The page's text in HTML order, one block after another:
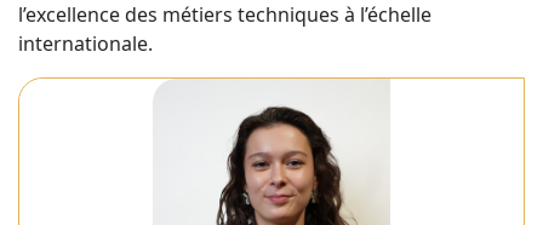
l’excellence des métiers techniques à l’échelle
internationale.